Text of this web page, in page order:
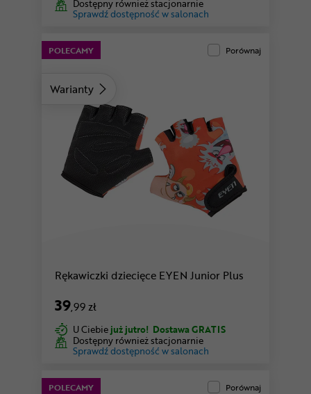
Dostępny również stacjonarnie
Sprawdź dostępność w salonach
Warianty
POLECAMY Porównaj
Rękawiczki dziecięce EYEN Junior Plus
39,99 zł
U Ciebie już jutro! Dostawa GRATIS
Dostępny również stacjonarnie
Sprawdź dostępność w salonach
POLECAMY Porównaj